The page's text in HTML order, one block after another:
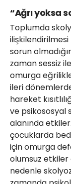
“Ağrı yoksa
Toplumda
sorun
zaman sessiz
omurga
ileri
hareket
ve psikososyal
alanında
çocuklarda
için omurga
olumsuz etkiler
nedenle